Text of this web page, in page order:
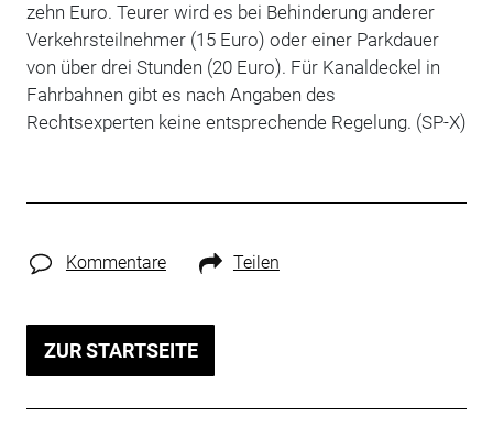
zehn Euro. Teurer wird es bei Behinderung anderer
Verkehrsteilnehmer (15 Euro) oder einer Parkdauer
von über drei Stunden (20 Euro). Für Kanaldeckel in
Fahrbahnen gibt es nach Angaben des
Rechtsexperten keine entsprechende Regelung. (SP-X)
Kommentare Teilen
ZUR STARTSEITE